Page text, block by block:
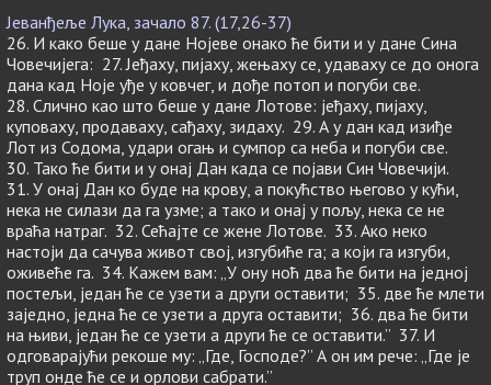
Јеванђеље Лука, зачало 87. (17,26-37)
26. И како беше у дане Нојеве онако ће бити и у дане Сина
Човечијега: 27. Јеђаху, пијаху, жењаху се, удаваху се до онога
дана кад Ноје уђе у ковчег, и дође потоп и погуби све.
28. Слично као што беше у дане Лотове: јеђаху, пијаху,
куповаху, продаваху, сађаху, зидаху. 29. А у дан кад изиђе
Лот из Содома, удари огањ и сумпор са неба и погуби све.
30. Тако ће бити и у онај Дан када се појави Син Човечији.
31. У онај Дан ко буде на крову, а покућство његово у кући,
нека не силази да га узме; а тако и онај у пољу, нека се не
враћа натраг. 32. Сећајте се жене Лотове. 33. Ако неко
настоји да сачува живот свој, изгубиће га; а који га изгуби,
оживеће га. 34. Кажем вам: „У ону ноћ два ће бити на једној
постељи, један ће се узети а други оставити; 35. две ће млети
заједно, једна ће се узети а друга оставити; 36. два ће бити
на њиви, један ће се узети а други ће се оставити.” 37. И
одговарајући рекоше му: „Где, Господе?” А он им рече: „Где је
труп онде ће се и орлови сабрати.”